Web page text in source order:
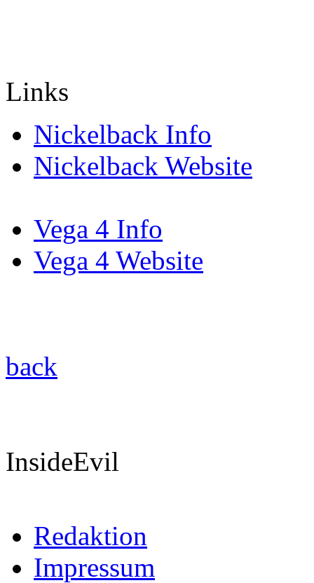
Links
Nickelback Info
Nickelback Website
Vega 4 Info
Vega 4 Website
back
InsideEvil
Redaktion
Impressum